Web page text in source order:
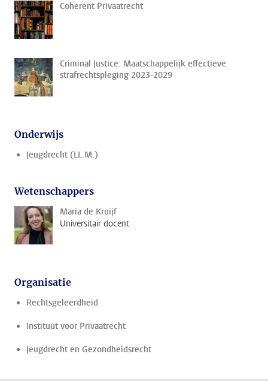
Coherent Privaatrecht
Criminal Justice: Maatschappelijk effectieve
strafrechtspleging 2023-2029
Onderwijs
Jeugdrecht (LL.M.)
Wetenschappers
Maria de Kruijf
Universitair docent
Organisatie
Rechtsgeleerdheid
Instituut voor Privaatrecht
Jeugdrecht en Gezondheidsrecht